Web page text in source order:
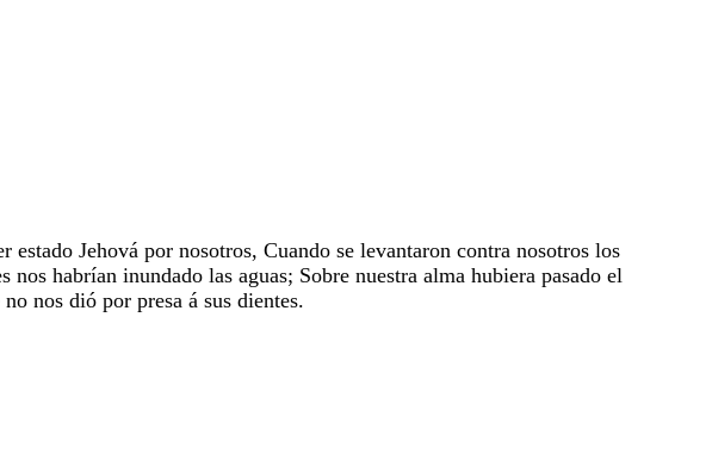
estado Jehová por nosotros, Cuando se levantaron contra nosotros los
nos habrían inundado las aguas; Sobre nuestra alma hubiera pasado el
no nos dió por presa á sus dientes.